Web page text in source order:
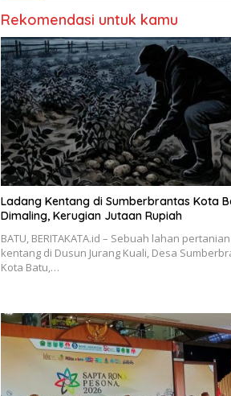
Rekomendasi untuk kamu
Ladang Kentang di Sumberbrantas Kota
Dimaling, Kerugian Jutaan Rupiah
BATU, BERITAKATA.id – Sebuah lahan pertanian
kentang di Dusun Jurang Kuali, Desa
Kota Batu,…